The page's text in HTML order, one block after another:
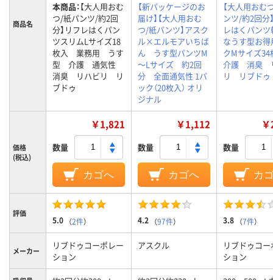
商品名
本商品：【大人用おむ
つ/紙パンツ/約2回
分】リフレはくパン
ツスリムLサイズ18
枚入 業務用 うす
型 介護 通気性
消臭 リハビリ リ
ブドゥ
【新パッケージのお
届け】【大人用おむ
つ/紙パンツ】アスク
ル×エルモアいちば
ん うす型パンツM
～Lサイズ 約2回
分 全面通気性 1パ
ック（20枚入） オリ
ジナル
【大人用おむ
ンツ/約2回分
レはくパン
なうす型お
クMサイズ
介護 消臭
リ リブドゥ
価格
(税込)
￥1,821
数量
カゴへ
￥1,112
数量
カゴへ
数量
カ
評価
5.0 （2件） 4.2 （97件） 3.8 （7件）
メーカー
リブドゥコーポレー
ション
アスクル
リブドゥコ
ション